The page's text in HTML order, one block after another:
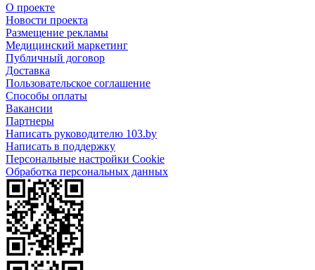
О проекте
Новости проекта
Размещение рекламы
Медицинский маркетинг
Публичный договор
Доставка
Пользовательское соглашение
Способы оплаты
Вакансии
Партнеры
Написать руководителю 103.by
Написать в поддержку
Персональные настройки Cookie
Обработка персональных данных